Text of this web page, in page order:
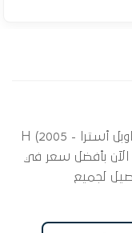
ابحث عن قطع غيار أجزاء المحرك لسيارتك اوبل أسترا H (2005 -
2 قطعة متاحة الآن بأفضل سعر في
لجميع